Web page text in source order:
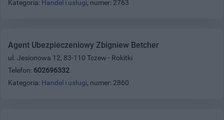
Kategoria: Handel i usługi, numer: 2763
Agent Ubezpieczeniowy Zbigniew Betcher
ul. Jesionowa 12, 83-110 Tczew - Rokitki
Telefon: 602696332
Kategoria: Handel i usługi, numer: 2860